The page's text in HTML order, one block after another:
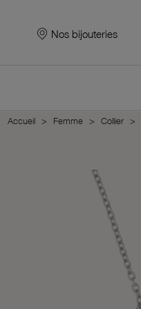
Nos bijouteries
Accueil Femme Collier